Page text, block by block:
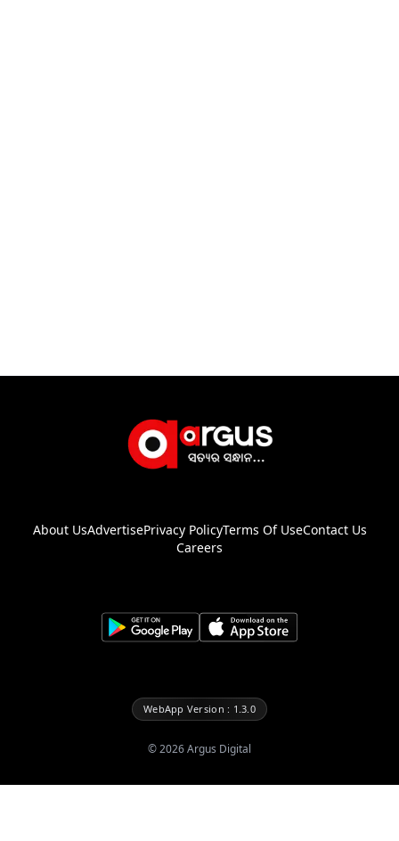
About UsAdvertisePrivacy PolicyTerms Of UseContact Us
Careers
WebApp Version : 1.3.0
©2026Argus Digital